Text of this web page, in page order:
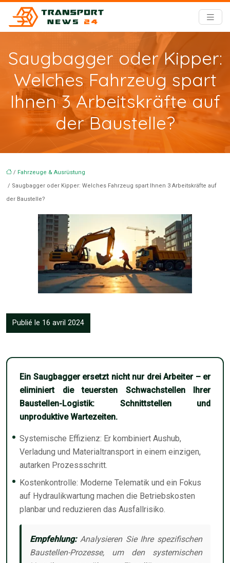
Saugbagger oder Kipper:
Welches Fahrzeug spart
Ihnen 3 Arbeitskräfte auf
der Baustelle?
/ Fahrzeuge & Ausrüstung
/ Saugbagger oder Kipper: Welches Fahrzeug spart Ihnen 3 Arbeitskräfte auf
der Baustelle?
Publié le 16 avril 2024
Ein Saugbagger ersetzt nicht nur drei Arbeiter – er
eliminiert die teuersten Schwachstellen Ihrer
Baustellen-Logistik: Schnittstellen und
unproduktive Wartezeiten.
Systemische Effizienz: Er kombiniert Aushub,
Verladung und Materialtransport in einem einzigen,
autarken Prozessschritt.
Kostenkontrolle: Moderne Telematik und ein Fokus
auf Hydraulikwartung machen die Betriebskosten
planbar und reduzieren das Ausfallrisiko.
Empfehlung:Analysieren Sie Ihre spezifischen
Baustellen-Prozesse, um den systemischen